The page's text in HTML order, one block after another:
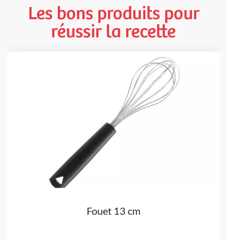
Les bons produits pour
réussir la recette
Fouet 13 cm